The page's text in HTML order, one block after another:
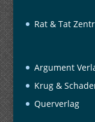
Rat & Tat
Argument
Krug &
Querverlag